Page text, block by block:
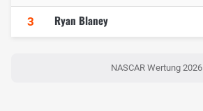
3 Ryan Blaney
NASCAR Wertung 2026